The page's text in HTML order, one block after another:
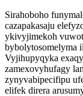
Sirahoboho
cazapakasaju
ykivyjimekoh
bybolytosomelyma
Vyjihupyqyka
zamexovyhufagy
zynyvabipecifipu
elifek direra